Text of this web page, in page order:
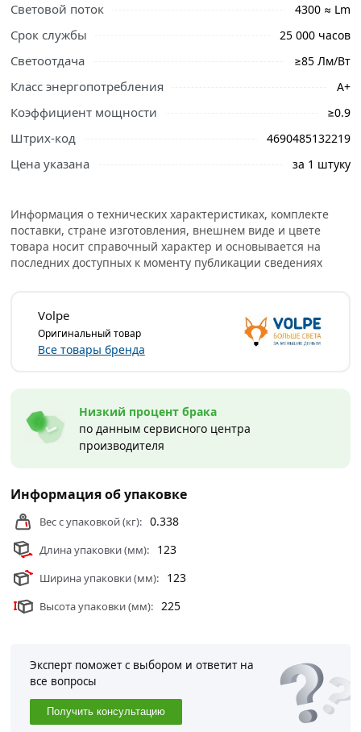
Световой поток 4300 ≈ Lm
Срок службы 25 000 часов
Светоотдача ≥85 Лм/Вт
Класс энергопотребления А+
Коэффициент мощности ≥0.9
Штрих-код 4690485132219
Цена указана за 1 штуку
Информация о технических характеристиках, комплекте
поставки, стране изготовления, внешнем виде и цвете
товара носит справочный характер и основывается на
последних доступных к моменту публикации сведениях
Volpe
Оригинальный товар
Все товары бренда
Низкий процент брака
по данным сервисного центра
производителя
Информация об упаковке
Вес с упаковкой (кг): 0.338
Длина упаковки (мм): 123
Ширина упаковки (мм): 123
Высота упаковки (мм): 225
Эксперт поможет с выбором и ответит на
все вопросы
Получить консультацию